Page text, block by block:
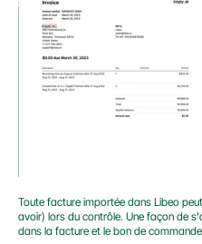
Toute facture importée dans Libeo
avoir) lors du contrôle. Une façon de
dans la facture et le bon de